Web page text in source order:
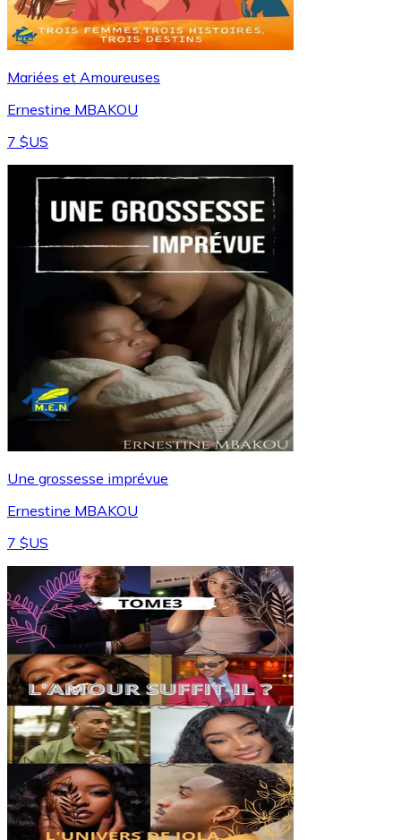
Mariées et Amoureuses
Ernestine MBAKOU
7 $US
Une grossesse imprévue
Ernestine MBAKOU
7 $US